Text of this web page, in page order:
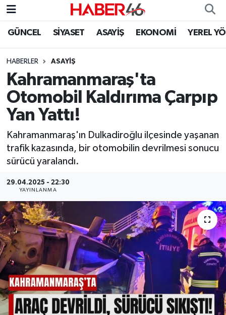
GÜNCEL SİYASET ASAYİŞ EKONOMİ YEREL
HABERLER ASAYİŞ
Kahramanmaraş'ta
Otomobil Kaldırıma Çarpıp
Yan Yattı!
Kahramanmaraş'ın Dulkadiroğlu ilçesinde yaşanan
trafik kazasında, bir otomobilin devrilmesi sonucu
sürücü yaralandı.
29.04.2025 - 22:30
YAYINLANMA
GÜNCEL
SİYASET
EKONOMİ
SPOR
YAŞAM
TEKNOLOJİ
SAĞLIK
EĞİTİM
İLÇE HABERLERİ
KÜLTÜR-SANAT
KSÜ
Nöbetçi Eczaneler
Hava Durumu
Kahramanmaraş Namaz Vakitleri
Trafik Durumu
Süper Lig Puan Durumu ve Fikstür
Tüm Manşetler
Son Dakika Haberleri
Haber Arşivi